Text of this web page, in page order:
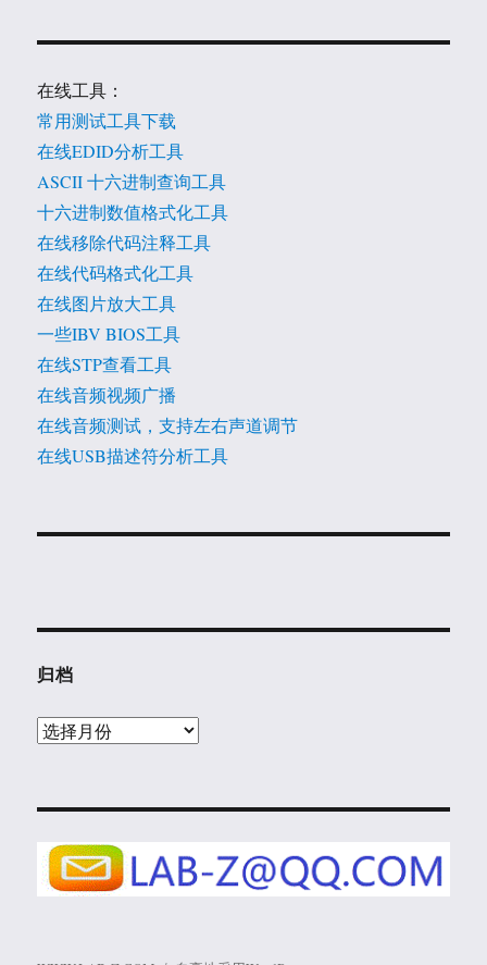
在线工具：
常用测试工具下载
在线EDID分析工具
ASCII 十六进制查询工具
十六进制数值格式化工具
在线移除代码注释工具
在线代码格式化工具
在线图片放大工具
一些IBV BIOS工具
在线STP查看工具
在线音频视频广播
在线音频测试，支持左右声道调节
在线USB描述符分析工具
归档
归